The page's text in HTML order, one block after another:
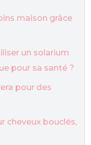
maison grâce
un solarium
pour sa santé ?
pour des
cheveux bouclés,